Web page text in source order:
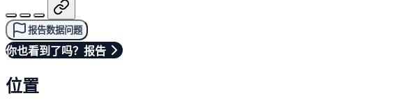
报告数据问题
你也看到了吗？报告
位置